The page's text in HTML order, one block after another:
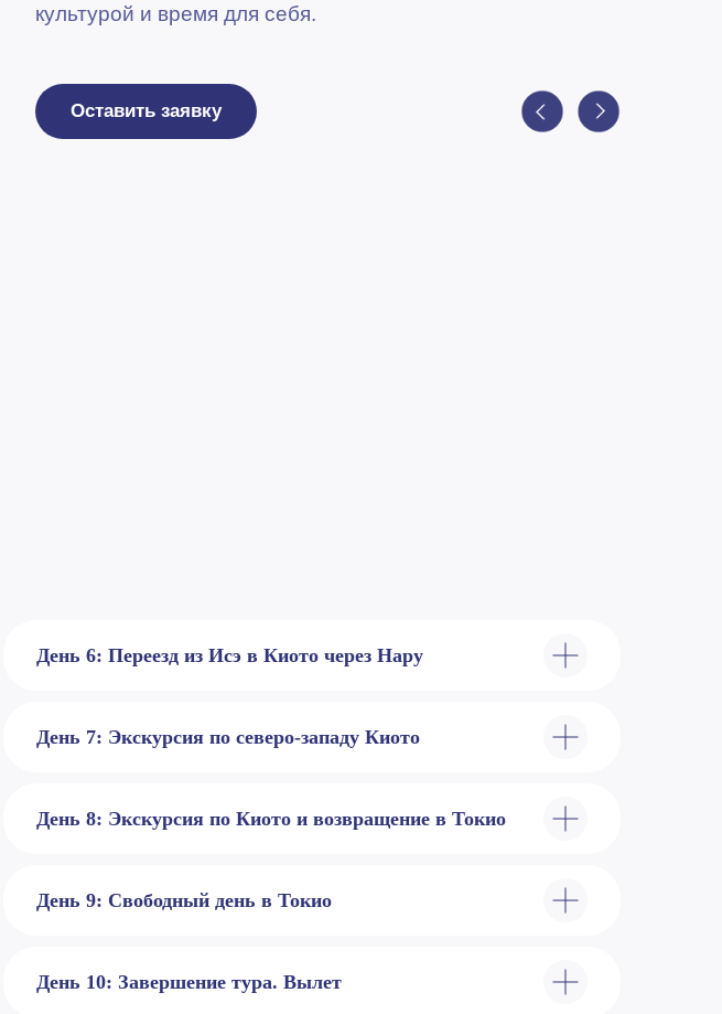
культурой и время для себя.
Оставить заявку
День 6: Переезд из Исэ в Киото через Нару
День 7: Экскурсия по северо-западу Киото
День 8: Экскурсия по Киото и возвращение в Токио
День 9: Свободный день в Токио
День 10: Завершение тура. Вылет